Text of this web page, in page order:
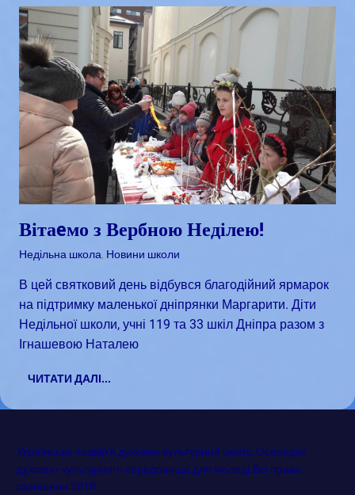
Вітаeмо з Вербною Неділею!
Квітень 2, 2018
admin
Недільна школа, Новини школи
В цей святковий день відбувся благодійний ярмарок
на підтримку маленької дніпрянки Маргарити. Діти
Недільної школи, учні 119 та 33 шкіл Дніпра разом з
Ігнашевою Наталею
ЧИТАТИ ДАЛІ...
Українське подвір'я духовно-культурний центр.Осередок
духовно-культурного середовища для молоді.Всі права
захищени 2018